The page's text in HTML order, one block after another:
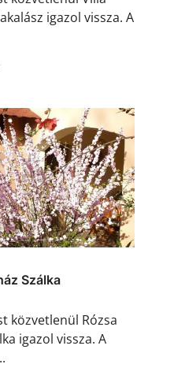
igazol vissza. A
Szálka
közvetlenül Rózsa
igazol vissza. A